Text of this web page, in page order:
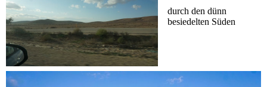
durch den dünn
besiedelten Süden